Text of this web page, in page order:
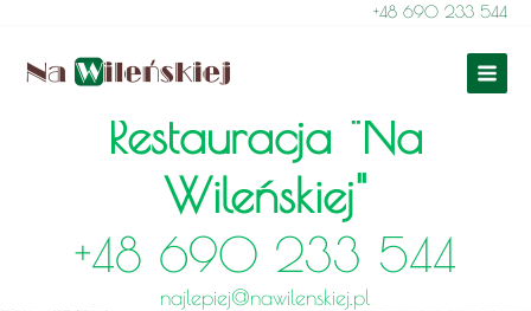
content
+48 690 233 544
MENU
Restauracja "Na
Wileńskiej"
+48 690 233 544
najlepiej@nawilenskiej.pl